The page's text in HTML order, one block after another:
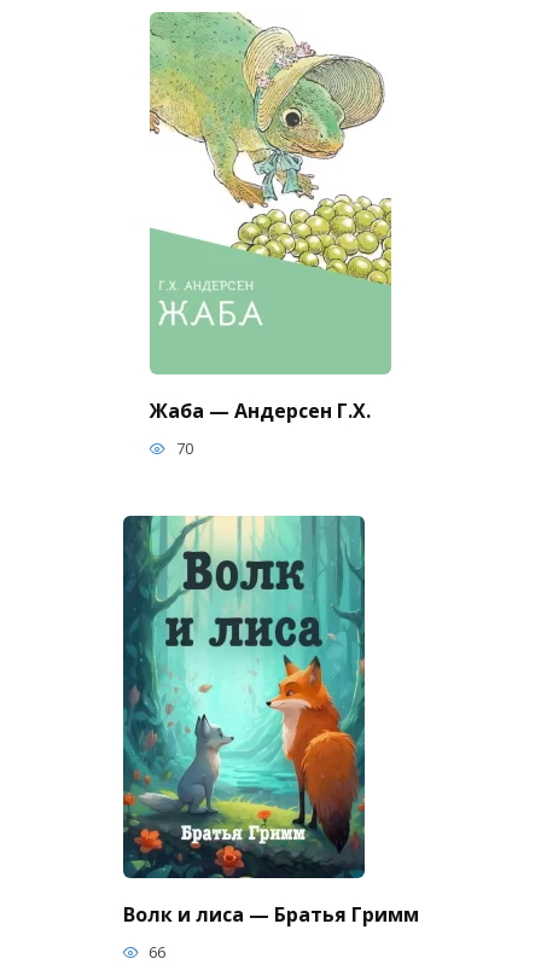
Жаба — Андерсен Г.Х.
70
Волк и лиса — Братья Гримм
66